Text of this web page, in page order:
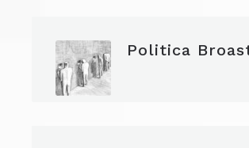
Politica